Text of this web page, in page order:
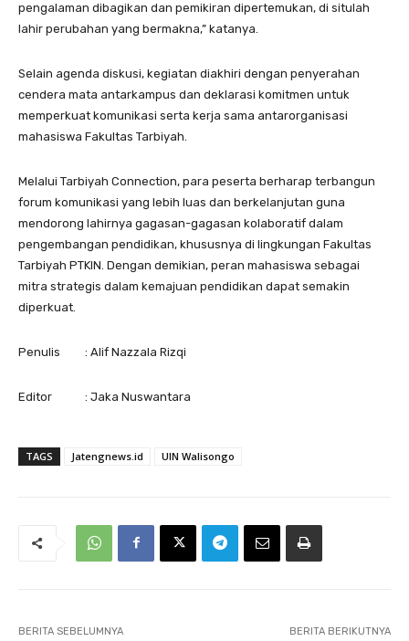
pengalaman dibagikan dan pemikiran dipertemukan, di situlah
lahir perubahan yang bermakna,” katanya.
Selain agenda diskusi, kegiatan diakhiri dengan penyerahan
cendera mata antarkampus dan deklarasi komitmen untuk
memperkuat komunikasi serta kerja sama antarorganisasi
mahasiswa Fakultas Tarbiyah.
Melalui Tarbiyah Connection, para peserta berharap terbangun
forum komunikasi yang lebih luas dan berkelanjutan guna
mendorong lahirnya gagasan-gagasan kolaboratif dalam
pengembangan pendidikan, khususnya di lingkungan Fakultas
Tarbiyah PTKIN. Dengan demikian, peran mahasiswa sebagai
mitra strategis dalam kemajuan pendidikan dapat semakin
diperkuat.
Penulis : Alif Nazzala Rizqi
Editor : Jaka Nuswantara
TAGS Jatengnews.id UIN Walisongo
BERITA SEBELUMNYA BERITA BERIKUTNYA